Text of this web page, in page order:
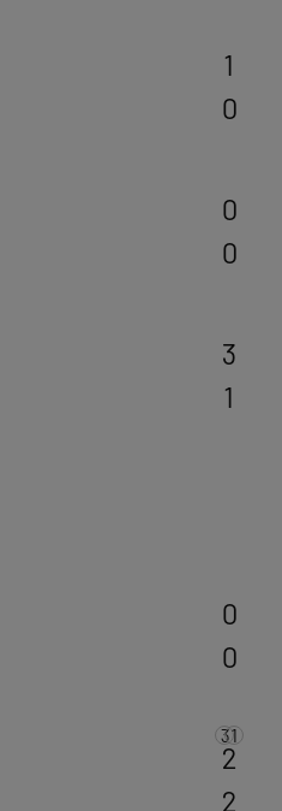
1
0
0
0
3
1
0
0
3
2
2
1